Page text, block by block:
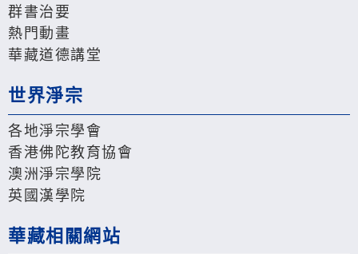
群書治要
熱門動畫
華藏道德講堂
世界淨宗
各地淨宗學會
香港佛陀教育協會
澳洲淨宗學院
英國漢學院
華藏相關網站